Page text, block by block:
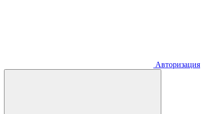
Авторизация